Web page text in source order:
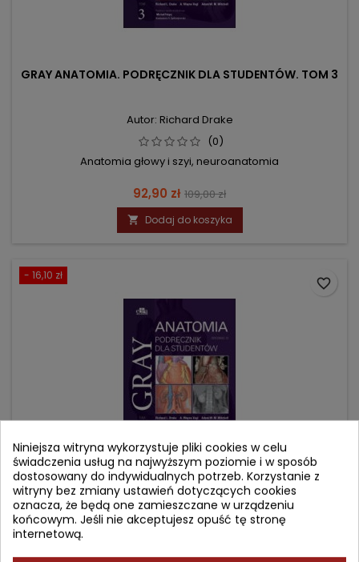
GRAY ANATOMIA. PODRĘCZNIK DLA STUDENTÓW. TOM 3
Autor: Richard Drake
(0)
Anatomia głowy i szyi, neuroanatomia
Cena
92,90 zł Cena
podstawowa
109,00 zł
 Dodaj do koszyka
- 16,10 zł
GRAY ANATOMIA. PODRĘCZNIK DLA STUDENTÓW. TOM 2
(0)
favorite_border
Niniejsza witryna wykorzystuje pliki cookies w celu
świadczenia usług na najwyższym poziomie i w sposób
dostosowany do indywidualnych potrzeb. Korzystanie z
witryny bez zmiany ustawień dotyczących cookies
oznacza, że będą one zamieszczane w urządzeniu
końcowym. Jeśli nie akceptujesz opuść tę stronę
internetową.